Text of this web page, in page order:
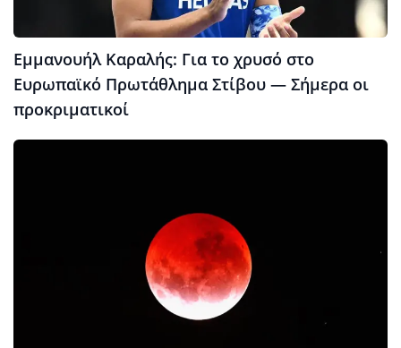
Εμμανουήλ Καραλής: Για το χρυσό στο
Ευρωπαϊκό Πρωτάθλημα Στίβου — Σήμερα οι
προκριματικοί